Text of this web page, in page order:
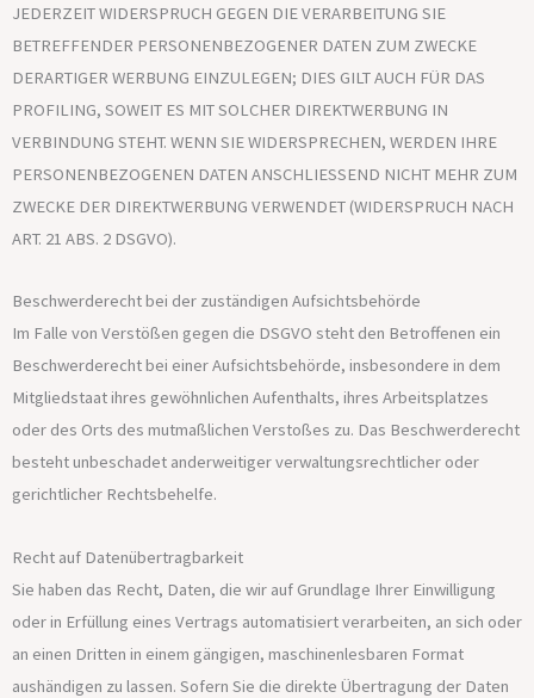
JEDERZEIT WIDERSPRUCH GEGEN DIE VERARBEITUNG SIE
BETREFFENDER PERSONENBEZOGENER DATEN ZUM ZWECKE
DERARTIGER WERBUNG EINZULEGEN; DIES GILT AUCH FÜR DAS
PROFILING, SOWEIT ES MIT SOLCHER DIREKTWERBUNG IN
VERBINDUNG STEHT. WENN SIE WIDERSPRECHEN, WERDEN IHRE
PERSONENBEZOGENEN DATEN ANSCHLIESSEND NICHT MEHR ZUM
ZWECKE DER DIREKTWERBUNG VERWENDET (WIDERSPRUCH NACH
ART. 21 ABS. 2 DSGVO).
Beschwerde­recht bei der zuständigen Aufsichts­behörde
Im Falle von Verstößen gegen die DSGVO steht den Betroffenen ein
Beschwerderecht bei einer Aufsichtsbehörde, insbesondere in dem
Mitgliedstaat ihres gewöhnlichen Aufenthalts, ihres Arbeitsplatzes
oder des Orts des mutmaßlichen Verstoßes zu. Das Beschwerderecht
besteht unbeschadet anderweitiger verwaltungsrechtlicher oder
gerichtlicher Rechtsbehelfe.
Recht auf Daten­übertrag­barkeit
Sie haben das Recht, Daten, die wir auf Grundlage Ihrer Einwilligung
oder in Erfüllung eines Vertrags automatisiert verarbeiten, an sich oder
an einen Dritten in einem gängigen, maschinenlesbaren Format
aushändigen zu lassen. Sofern Sie die direkte Übertragung der Daten